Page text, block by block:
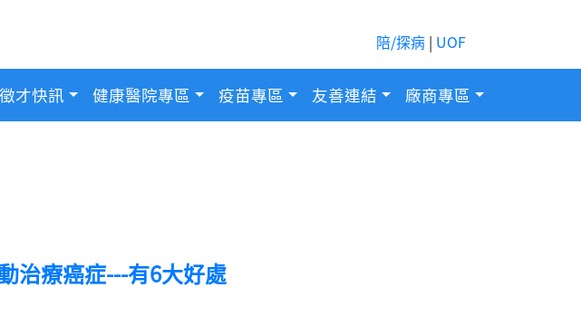
陪/探病 | UOF
徵才快訊 健康醫院專區 疫苗專區 友善連結 廠商專區
治療癌症---有6大好處